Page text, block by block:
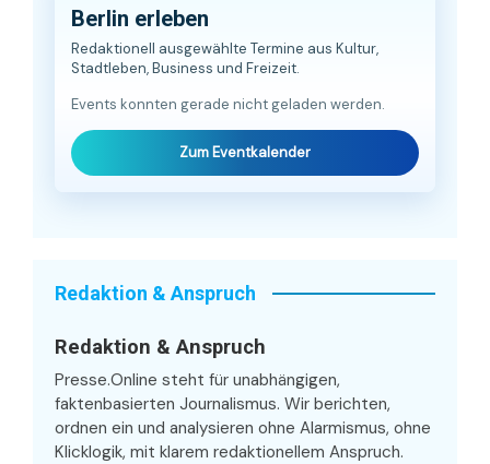
Berlin erleben
Redaktionell ausgewählte Termine aus Kultur,
Stadtleben, Business und Freizeit.
Events konnten gerade nicht geladen werden.
Zum Eventkalender
Redaktion & Anspruch
Redaktion & Anspruch
Presse.Online steht für unabhängigen,
faktenbasierten Journalismus. Wir berichten,
ordnen ein und analysieren ohne Alarmismus, ohne
Klicklogik, mit klarem redaktionellem Anspruch.